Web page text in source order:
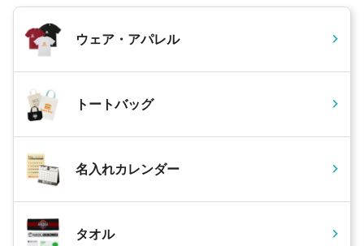
ウェア・アパレル
トートバッグ
名入れカレンダー
タオル